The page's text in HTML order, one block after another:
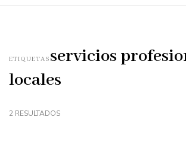
ETIQUETAS servicios
locales
2 RESULTADOS